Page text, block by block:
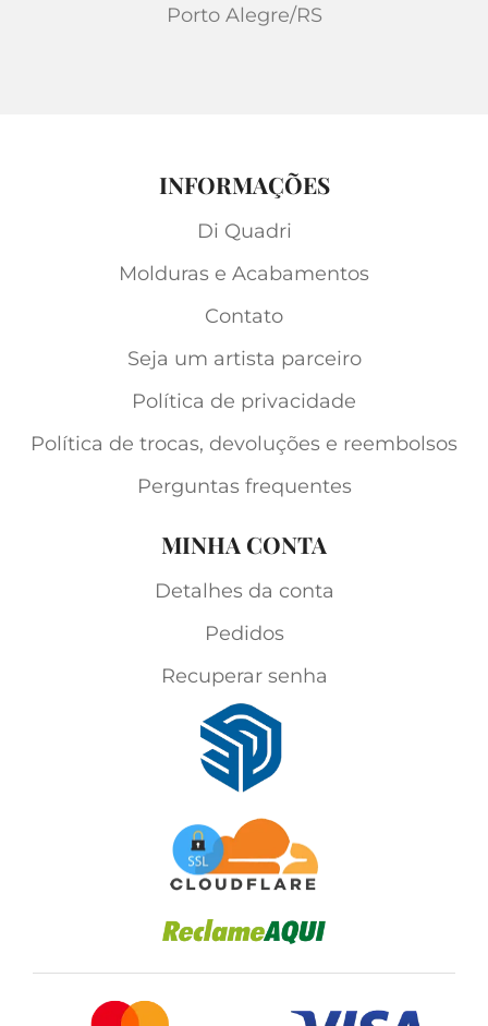
Porto Alegre/RS
INFORMAÇÕES
Di Quadri
Molduras e Acabamentos
Contato
Seja um artista parceiro
Política de privacidade
Política de trocas, devoluções e reembolsos
Perguntas frequentes
MINHA CONTA
Detalhes da conta
Pedidos
Recuperar senha